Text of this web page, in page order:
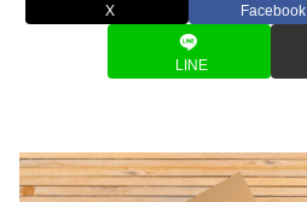
X Facebook
LINE